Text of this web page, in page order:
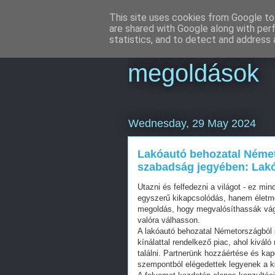
Online
megoldások
Wednesday, 29 May 2024
Lakóautó behozatal
szabadság jegyében:
Utazni és felfedezni a világot - ez
egyszerű kikapcsolódás, hanem
megoldás, hogy megvalósíthassák
valóra válhasson.
A lakóautó behozatal
kínálattal rendelkező piac, ahol
találni. Partnerünk hozzáértése és
szempontból elégedettek legyenek a
This site uses cookies from Google
are shared with Google along with
statistics, and to detect and address